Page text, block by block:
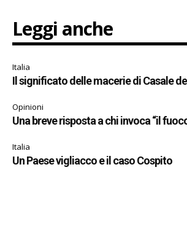
Leggi anche
Italia
Il significato delle macerie di Casale
Opinioni
Una breve risposta a chi invoca “il
Italia
Un Paese vigliacco e il caso Cospito